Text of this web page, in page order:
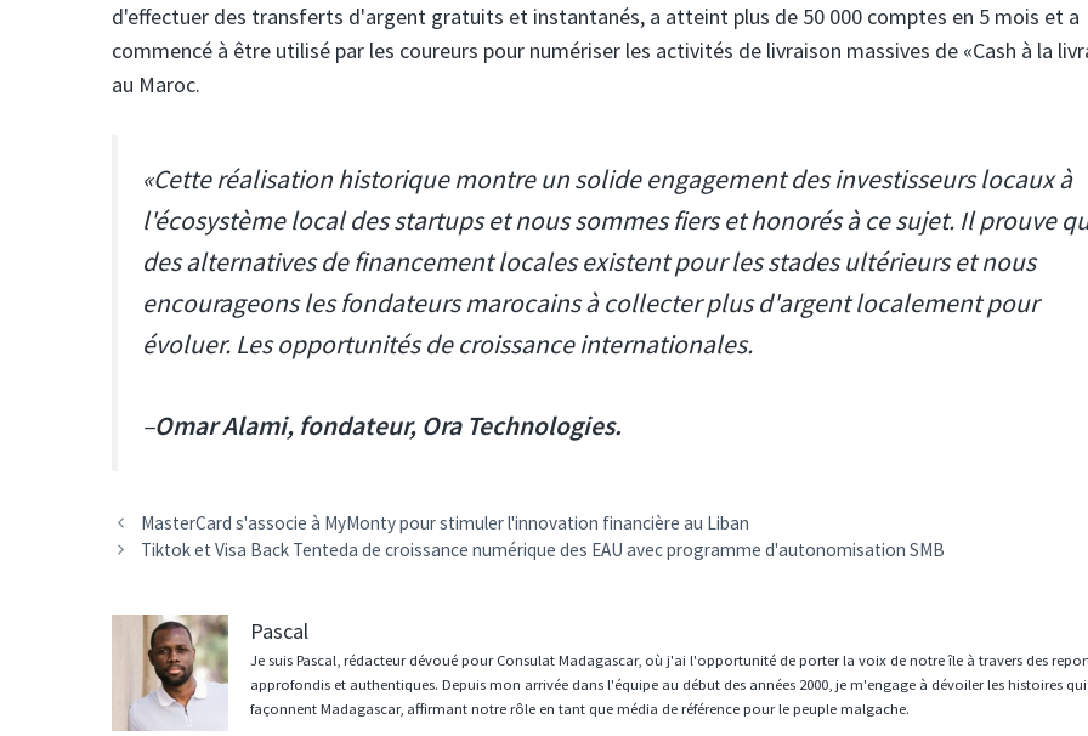
d'effectuer des transferts d'argent gratuits et instantanés, a atteint plus de 50 000 comptes en 5 mois et a
commencé à être utilisé par les coureurs pour numériser les activités de livraison massives de «Cash à la
au Maroc.
«Cette réalisation historique montre un solide engagement des investisseurs locaux à
l'écosystème local des startups et nous sommes fiers et honorés à ce sujet. Il prouve
des alternatives de financement locales existent pour les stades ultérieurs et nous
encourageons les fondateurs marocains à collecter plus d'argent localement pour
évoluer. Les opportunités de croissance internationales.
–Omar Alami, fondateur, Ora Technologies.
Navigation
des
MasterCard s'associe à MyMonty pour stimuler l'innovation financière au Liban
Tiktok et Visa Back Tenteda de croissance numérique des EAU avec programme d'autonomisation SMB
Pascal
Je suis Pascal, rédacteur dévoué pour Consulat Madagascar, où j'ai l'opportunité de porter la voix de notre île à travers des
approfondis et authentiques. Depuis mon arrivée dans l'équipe au début des années 2000, je m'engage à dévoiler les histoires qui
façonnent Madagascar, affirmant notre rôle en tant que média de référence pour le peuple malgache.